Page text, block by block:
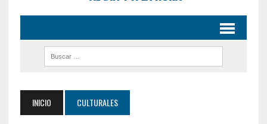
INICIO CULTURALES